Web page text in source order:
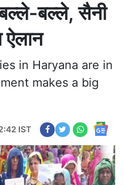
बल्ले-बल्ले, सैनी
ऐलान
in Haryana are in
makes a big
IST